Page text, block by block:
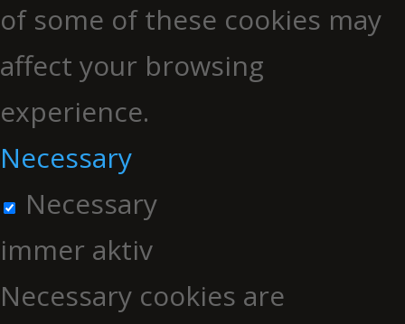
of some of these cookies may
affect your browsing
experience.
Necessary
Necessary
immer aktiv
Necessary cookies are